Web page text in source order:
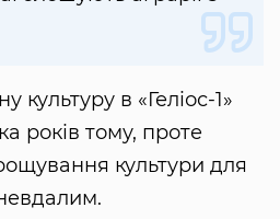
культуру в «Геліос-1»
років тому, проте
культури для